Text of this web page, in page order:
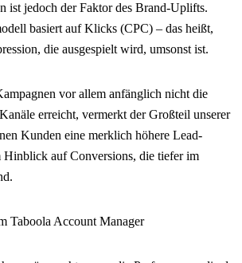
ist jedoch der Faktor des Brand-Uplifts.
basiert auf Klicks (CPC) – das heißt,
die ausgespielt wird, umsonst ist.
vor allem anfänglich nicht die
erreicht, vermerkt der Großteil unserer
Kunden eine merklich höhere Lead-
auf Conversions, die tiefer im
Taboola Account Manager